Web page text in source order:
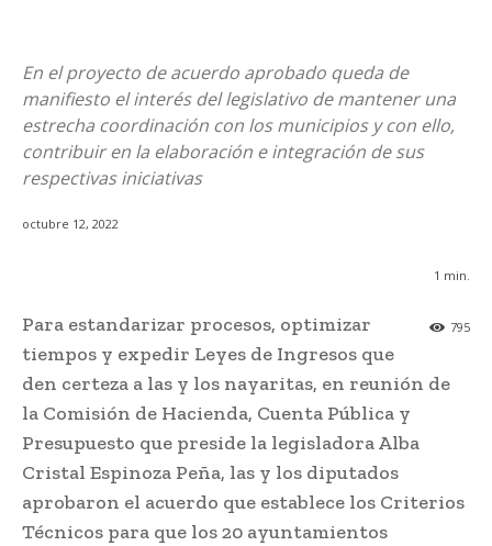
En el proyecto de acuerdo aprobado queda de
manifiesto el interés del legislativo de mantener una
estrecha coordinación con los municipios y con ello,
contribuir en la elaboración e integración de sus
respectivas iniciativas
octubre 12, 2022
1 min.
795
Para estandarizar procesos, optimizar
tiempos y expedir Leyes de Ingresos que
den certeza a las y los nayaritas, en reunión de
la Comisión de Hacienda, Cuenta Pública y
Presupuesto que preside la legisladora Alba
Cristal Espinoza Peña, las y los diputados
aprobaron el acuerdo que establece los Criterios
Técnicos para que los 20 ayuntamientos